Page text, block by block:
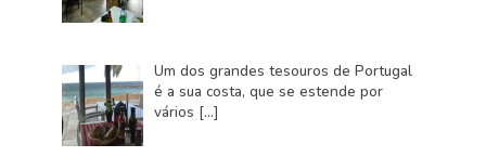
Um dos grandes tesouros de Portugal
é a sua costa, que se estende por
vários […]